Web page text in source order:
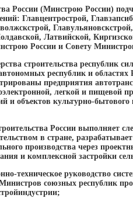
России (Минстрою России)
Главцентрострой,
Латвийской,
России и Совету
строительства республик
республик и
предприятия
легкой и
и объектов культурно-
России выполняет
в стране,
производства через
и комплексной застройки
техническое руководство
союзных республик